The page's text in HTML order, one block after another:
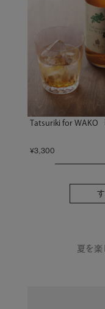
Tatsuriki for WAKO
¥3,300
夏を楽